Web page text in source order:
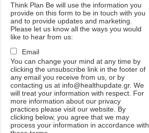
Think Plan Be will use the information you
provide on this form to be in touch with you
and to provide updates and marketing.
Please let us know all the ways you would
like to hear from us:
Email
You can change your mind at any time by
clicking the unsubscribe link in the footer of
any email you receive from us, or by
contacting us at info@healthupdate.gr. We
will treat your information with respect. For
more information about our privacy
practices please visit our website. By
clicking below, you agree that we may
process your information in accordance with